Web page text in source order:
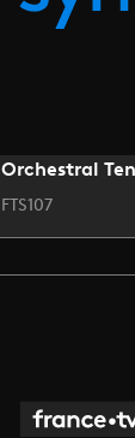
Orchestral
FTS107